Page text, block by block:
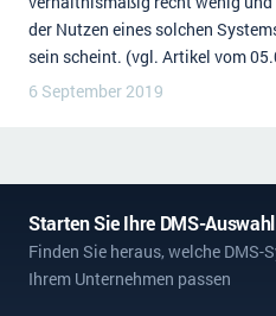
der Nutzen eines solchen
sein scheint. (vgl. Artikel vom
6 September 2019
Starten Sie Ihre DMS-Auswahl
Finden Sie heraus, welche DMS-
Ihrem Unternehmen passen